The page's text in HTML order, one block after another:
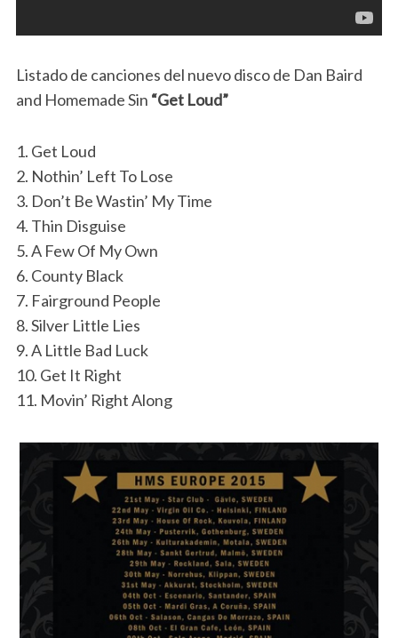
Listado de canciones del nuevo disco de Dan Baird
and Homemade Sin “Get Loud”
1. Get Loud
2. Nothin’ Left To Lose
3. Don’t Be Wastin’ My Time
4. Thin Disguise
5. A Few Of My Own
6. County Black
7. Fairground People
8. Silver Little Lies
9. A Little Bad Luck
10. Get It Right
11. Movin’ Right Along